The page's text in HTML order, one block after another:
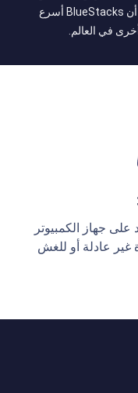
الاختبارات الأخيرة ، في المتوسط ​​، وجد أن BlueStacks أسرع
على جهاز الكمبيوتر
غير عادلة أو للغش